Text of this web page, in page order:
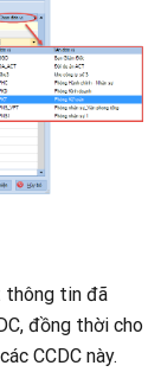
thông tin đã
đồng thời cho
CCDC này.